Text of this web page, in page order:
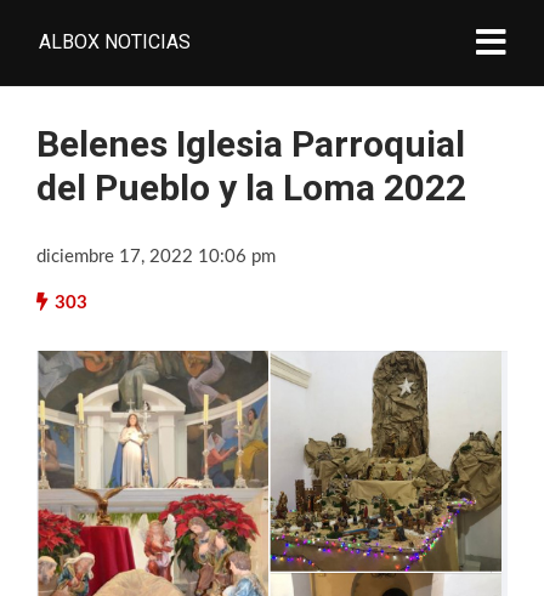
ALBOX NOTICIAS
Belenes Iglesia Parroquial
del Pueblo y la Loma 2022
diciembre 17, 2022 10:06 pm
303